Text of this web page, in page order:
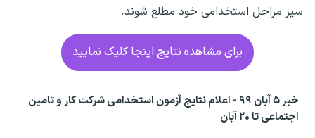
سیر مراحل استخدامی خود مطلع شوند.
برای مشاهده نتایج اینجا کلیک نمایید
خبر ۵ آبان ۹۹ - اعلام نتایج آزمون استخدامی شرکت کار و تامین
اجتماعی تا ۲۰ آبان